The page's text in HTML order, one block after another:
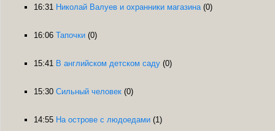
16:31 Николай Валуев и охранники магазина (0)
16:06 Тапочки (0)
15:41 В английском детском саду (0)
15:30 Сильный человек (0)
14:55 На острове с людоедами (1)